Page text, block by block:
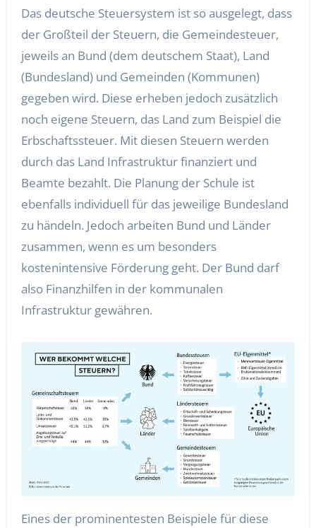
Das deutsche Steuersystem ist so ausgelegt, dass
der Großteil der Steuern, die Gemeindesteuer,
jeweils an Bund (dem deutschem Staat), Land
(Bundesland) und Gemeinden (Kommunen)
gegeben wird. Diese erheben jedoch zusätzlich
noch eigene Steuern, das Land zum Beispiel die
Erbschaftssteuer. Mit diesen Steuern werden
durch das Land Infrastruktur finanziert und
Beamte bezahlt. Die Planung der Schule ist
ebenfalls individuell für das jeweilige Bundesland
zu händeln. Jedoch arbeiten Bund und Länder
zusammen, wenn es um besonders
kostenintensive Förderung geht. Der Bund darf
also Finanzhilfen in der kommunalen
Infrastruktur gewähren.
Eines der prominentesten Beispiele für diese